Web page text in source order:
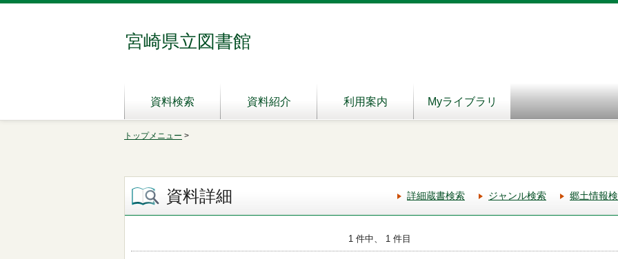
宮崎県立図書館
資料検索 資料紹介 利用案内 Myライブラリ
トップメニュー >
資料詳細 詳細蔵書検索 ジャンル検索 郷土情報
1 件中、 1 件目